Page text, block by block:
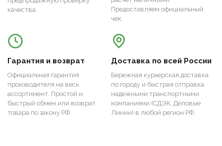
качества.
Предоставляем официальный
чек.
Гарантия и возврат
Официальная гарантия
производителя на весь
ассортимент. Простой и
быстрый обмен или возврат
товара по закону РФ.
Доставка по всей России
Бережная курьерская доставка
по городу и быстрая отправка
надежными транспортными
компаниями (СДЭК, Деловые
Линии) в любой регион РФ.